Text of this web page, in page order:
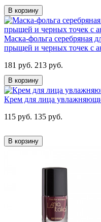
В корзину
Маска-фольга серебряная
прыщей и черных точек с
181 руб. 213 руб.
В корзину
Крем для лица
115 руб. 135 руб.
В корзину